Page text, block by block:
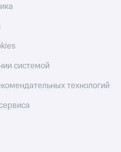
системой
технологий